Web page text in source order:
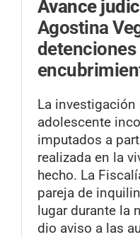
Avance
Agostina
La
adolescente
imputados a
realizada en la
hecho. La
pareja de
lugar durante la
dio aviso a las